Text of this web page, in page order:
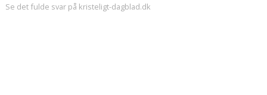
Se det fulde svar på kristeligt-dagblad.dk